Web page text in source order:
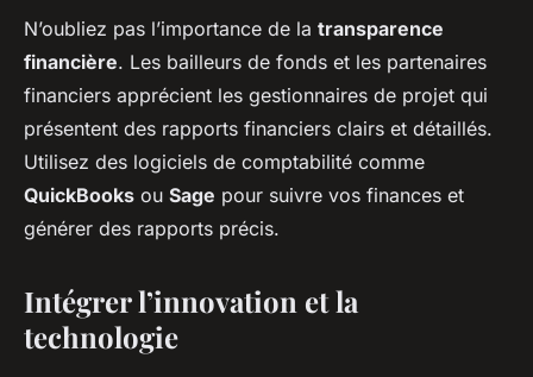
N’oubliez pas l’importance de la transparence
financière. Les bailleurs de fonds et les partenaires
financiers apprécient les gestionnaires de projet qui
présentent des rapports financiers clairs et détaillés.
Utilisez des logiciels de comptabilité comme
QuickBooks ou Sage pour suivre vos finances et
générer des rapports précis.
Intégrer l’innovation et la
technologie